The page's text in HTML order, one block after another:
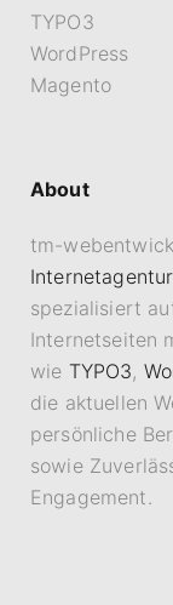
TYPO3
WordPress
Magento
About
tm-
spezialisiert
Internetseiten
wie TYPO3,
die aktuellen
persönliche
sowie
Engagement.